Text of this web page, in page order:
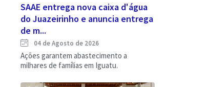
SAAE entrega nova caixa d'água
do Juazeirinho e anuncia entrega
de m...
04 de Agosto de 2026
Ações garantem abastecimento a
milhares de famílias em Iguatu.